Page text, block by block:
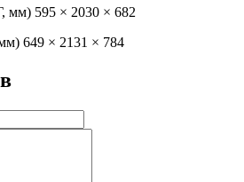
мм) 595 × 2030 × 682
649 × 2131 × 784